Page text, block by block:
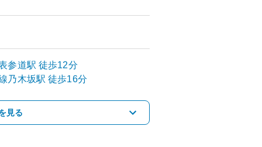
参道駅 徒歩12分
乃木坂駅 徒歩16分
見る